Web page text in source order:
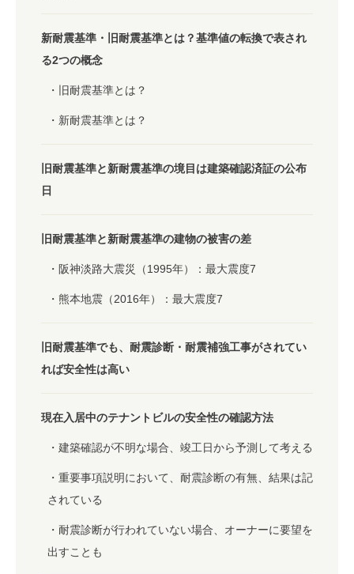
新耐震基準・旧耐震基準とは？基準値の転換で表され
る2つの概念
旧耐震基準とは？
新耐震基準とは？
旧耐震基準と新耐震基準の境目は建築確認済証の公布
日
旧耐震基準と新耐震基準の建物の被害の差
阪神淡路大震災（1995年）：最大震度7
熊本地震（2016年）：最大震度7
旧耐震基準でも、耐震診断・耐震補強工事がされてい
れば安全性は高い
現在入居中のテナントビルの安全性の確認方法
建築確認が不明な場合、竣工日から予測して考える
重要事項説明において、耐震診断の有無、結果は記
されている
耐震診断が行われていない場合、オーナーに要望を
出すことも